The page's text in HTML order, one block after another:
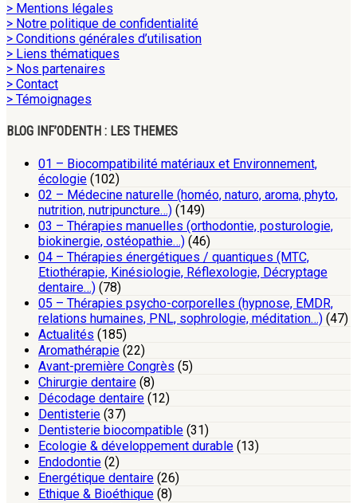
> Mentions légales
> Notre politique de confidentialité
> Conditions générales d’utilisation
> Liens thématiques
> Nos partenaires
> Contact
> Témoignages
BLOG INF’ODENTH : LES THEMES
01 – Biocompatibilité matériaux et Environnement,
écologie (102)
02 – Médecine naturelle (homéo, naturo, aroma, phyto,
nutrition, nutripuncture…) (149)
03 – Thérapies manuelles (orthodontie, posturologie,
biokinergie, ostéopathie…) (46)
04 – Thérapies énergétiques / quantiques (MTC,
Etiothérapie, Kinésiologie, Réflexologie, Décryptage
dentaire…) (78)
05 – Thérapies psycho-corporelles (hypnose, EMDR,
relations humaines, PNL, sophrologie, méditation…) (47)
Actualités (185)
Aromathérapie (22)
Avant-première Congrès (5)
Chirurgie dentaire (8)
Décodage dentaire (12)
Dentisterie (37)
Dentisterie biocompatible (31)
Ecologie & développement durable (13)
Endodontie (2)
Energétique dentaire (26)
Ethique & Bioéthique (8)